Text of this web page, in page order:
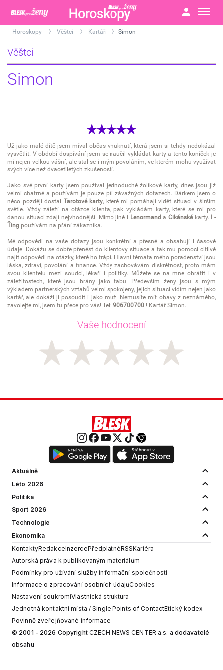
Horoskopy Věštci
> Kartáři
> Simon
Věštci
Simon
Už jako malé dítě jsem míval občas vnuknutí, která jsem si tehdy nedokázal
vysvětlit. V období dospívání jsem se naučil vykládat karty a tento koníček je
mi nejen velkou vášní, ale stal se i mým povoláním, ve kterém mohu využívat
svých více než dvacetiletých zkušeností.
Jako své první karty jsem používal jednoduché žolíkové karty, dnes jsou již
velmi chatrné a používám je pouze při závažných dotazech. Dárkem jsem o
něco později dostal Tarotové karty, které mi pomáhají vidět situaci v širším
světle. Vždy záleží na otázce klienta, pak vykládám karty, které se mi pro
danou situaci zdají nejvhodnější. Mimo jiné i Lenormand aCikánské karty.
I -
Ťing používám na přání zákazníka.
Mé odpovědi na vaše dotazy jsou konkrétní a přesné a obsahují i časové
údaje. Dokážu se dobře přenést do klientovy situace a tak mu pomoci citlivě
najít odpovědi na otázky, které ho trápí. Hlavní témata mého poradenství jsou
láska, zdraví, povolání a finance. Vždy zachovávám diskrétnost, proto mám
svou klientelu mezi soudci, lékaři i politiky. Můžete se na mne obrátit i v
záležitostech, které jsou brány jako tabu. Především ženy jsou s mým
výkladem partnerských vztahů velmi spokojeny, jejich situaci vidím nejen jako
kartář, ale dokáži ji posoudit i jako muž. Nemusíte mít obavy z neznámého,
zavolejte mi, jsem tu přece pro vás! Tel: 906700700 ! Kartář Simon.
Vaše hodnocení
Aktuálně
Léto 2026
Politika
Sport 2026
Technologie
Ekonomika
KontaktyRedakceInzercePředplatnéRSSKariéra
Autorská práva k publikovaným materiálům
Podmínky pro užívání služby informační společnosti
Informace o zpracování osobních údajůCookies
Nastavení soukromíVlastnická struktura
Jednotná kontaktní místa / Single Points of ContactEtický kodex
Povinně zveřejňované informace
© 2001 - 2026 Copyright CZECH NEWS CENTER a.s. a dodavatelé
obsahu